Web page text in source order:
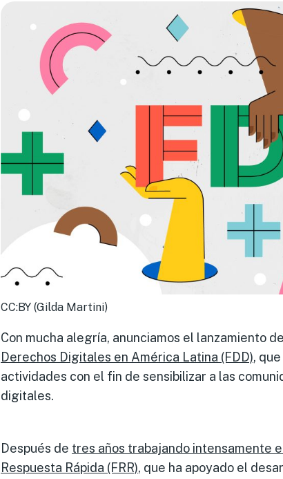
CC:BY (Gilda Martini)
Con mucha alegría, anunciamos el lanzamiento
Derechos Digitales en América Latina (FDD),
actividades con el fin de sensibilizar a las
digitales.
Después de tres años trabajando intensamente
Respuesta Rápida (FRR), que ha apoyado el